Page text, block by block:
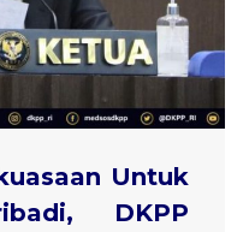
Untuk
DKPP